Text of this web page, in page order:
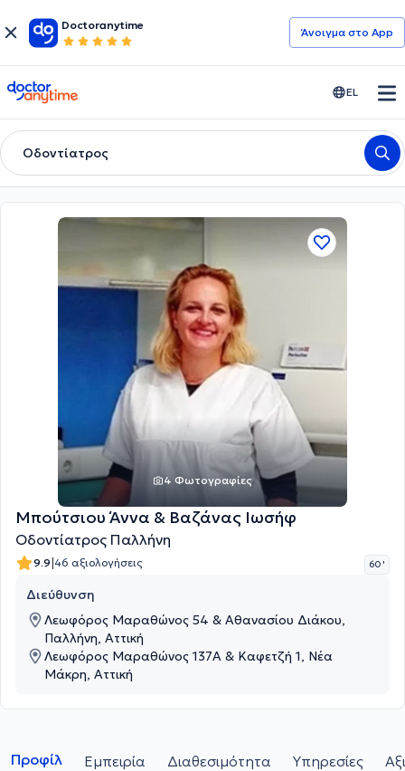
Doctoranytime
Άνοιγμα στο App
doctoranytime EL
Οδοντίατρος
4 Φωτογραφίες
Μπούτσιου Άννα & Βαζάνας Ιωσήφ
Οδοντίατρος Παλλήνη
9.9|46 αξιολογήσεις 60 '
Διεύθυνση
Λεωφόρος Μαραθώνος 54 & Αθανασίου Διάκου,
Παλλήνη, Αττική
Λεωφόρος Μαραθώνος 137Α & Καφετζή 1, Νέα
Μάκρη, Αττική
Προφίλ Εμπειρία Διαθεσιμότητα Υπηρεσίες